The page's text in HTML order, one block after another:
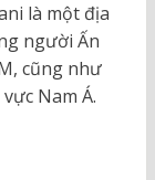
là một địa
người Ấn
cũng như
Nam Á.